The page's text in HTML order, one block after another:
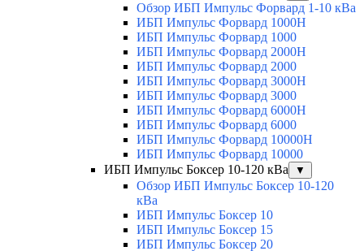
Обзор ИБП Импульс Форвард 1-10 кВа
ИБП Импульс Форвард 1000H
ИБП Импульс Форвард 1000
ИБП Импульс Форвард 2000H
ИБП Импульс Форвард 2000
ИБП Импульс Форвард 3000H
ИБП Импульс Форвард 3000
ИБП Импульс Форвард 6000H
ИБП Импульс Форвард 6000
ИБП Импульс Форвард 10000H
ИБП Импульс Форвард 10000
ИБП Импульс Боксер 10-120 кВа
▼
Обзор ИБП Импульс Боксер 10-120
кВа
ИБП Импульс Боксер 10
ИБП Импульс Боксер 15
ИБП Импульс Боксер 20